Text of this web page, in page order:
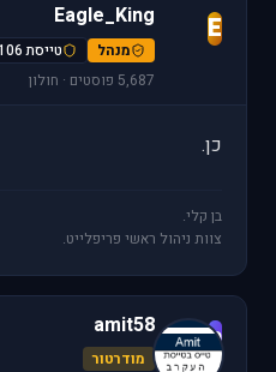
E
Eagle_King
מנהל
טייסת 106 חוד החנית
5,687 פוסטים · חולון
כן.
בן קלי.
צוות ניהול ראשי פריפלייט.
a
amit58
מודרטור